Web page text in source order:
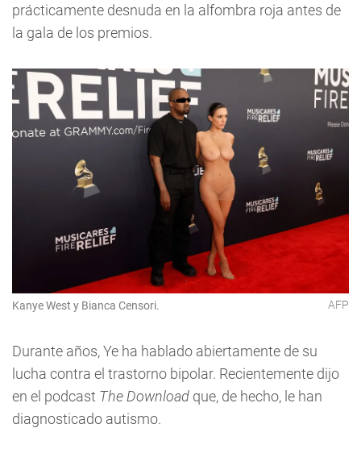
prácticamente desnuda en la alfombra roja antes de
la gala de los premios.
Kanye West y Bianca Censori. AFP
Durante años, Ye ha hablado abiertamente de su
lucha contra el trastorno bipolar. Recientemente dijo
en el podcast The Download que, de hecho, le han
diagnosticado autismo.